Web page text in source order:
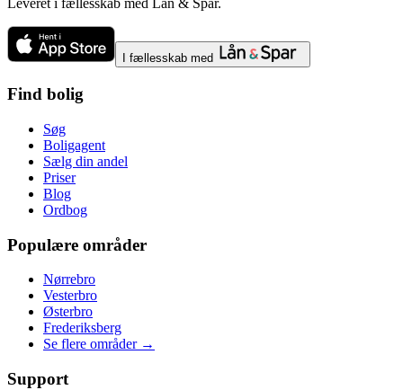
Leveret i fællesskab med Lån & Spar.
I fællesskab med
Find bolig
Søg
Boligagent
Sælg din andel
Priser
Blog
Ordbog
Populære områder
Nørrebro
Vesterbro
Østerbro
Frederiksberg
Se flere områder →
Support